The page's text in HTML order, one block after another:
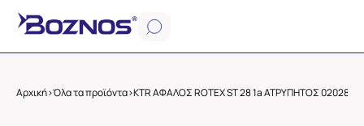
Αρχική>Όλα τα προϊόντα>KTR ΑΦΑΛΟΣ ROTEX ST 28 1a ΑΤΡΥΠΗΤΟΣ